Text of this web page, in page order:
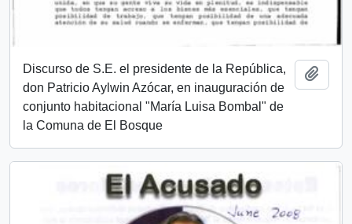
Discurso de S.E. el presidente de la República,
don Patricio Aylwin Azócar, en inauguración de
conjunto habitacional "María Luisa Bombal" de
la Comuna de El Bosque